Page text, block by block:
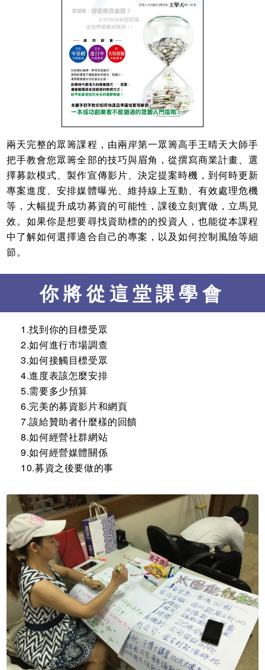
兩天完整的眾籌課程，由兩岸第一眾籌高手王晴天大師手
把手教會您眾籌全部的技巧與眉角，從撰寫商業計畫、選
擇募款模式、製作宣傳影片、決定提案時機，到何時更新
專案進度、安排媒體曝光、維持線上互動、有效處理危機
等，大幅提升成功募資的可能性，課後立刻實做，立馬見
效。如果你是想要尋找資助標的的投資人，也能從本課程
中了解如何選擇適合自己的專案，以及如何控制風險等細
節。
你將從這堂課學會
1.找到你的目標受眾
2.如何進行市場調查
3.如何接觸目標受眾
4.進度表該怎麼安排
5.需要多少預算
6.完美的募資影片和網頁
7.該給贊助者什麼樣的回饋
8.如何經營社群網站
9.如何經營媒體關係
10.募資之後要做的事